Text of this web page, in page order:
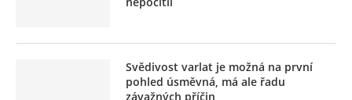
Svědivost varlat je možná na první
pohled úsměvná, má ale řadu
závažných příčin